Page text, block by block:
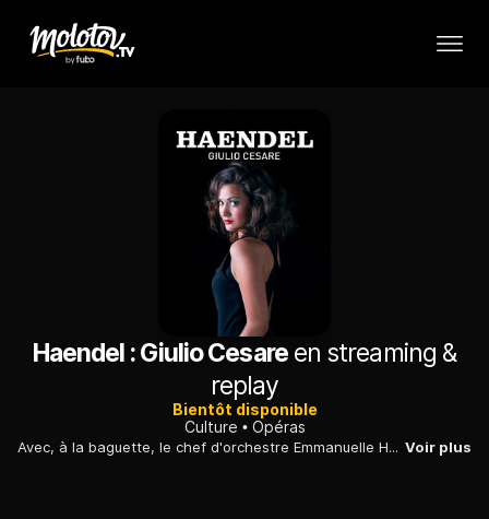
Haendel : Giulio Cesareen streaming &
replay
Bientôt disponible
Culture
Opéras
Avec, à la baguette, le chef d'orchestre Emmanuelle Haïm, le metteur en scène espagnol Calixto Bieito propose sa vision crue et ironique de l'opéra le plus populaire de Haendel. En vedettes, la soprano Julie Fuchs et le contre-ténor Christophe Dumaux. Voir plus